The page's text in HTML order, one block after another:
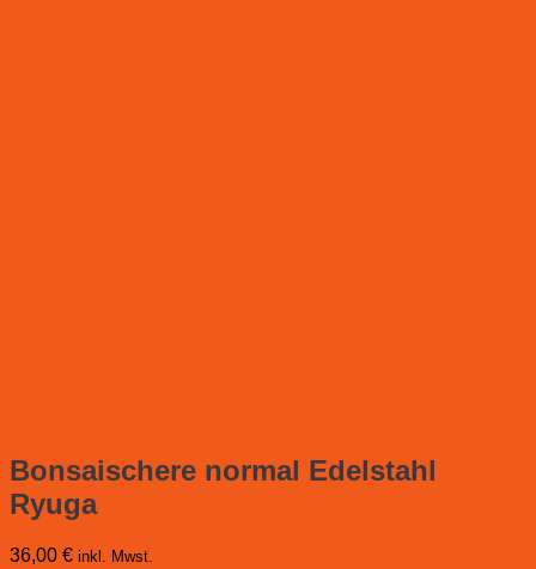
Bonsaischere normal Edelstahl
Ryuga
36,00 € inkl. Mwst.